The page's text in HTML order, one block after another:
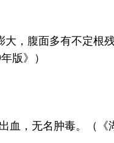
，腹面多有不定根
版》）
，无名肿毒。（《